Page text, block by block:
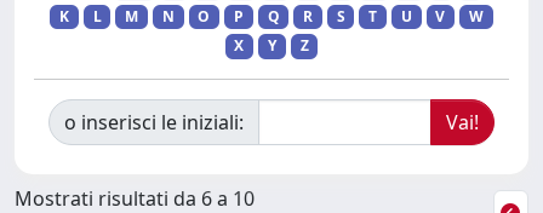
K
L M N O P Q R S T U V
W
X
Y Z
o inserisci le iniziali:
Mostrati risultati da 6 a 10